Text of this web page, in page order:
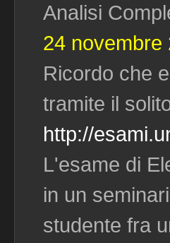
Analisi
24 novembre
Ricordo che
tramite il
http://
L'esame di
in un
studente fra